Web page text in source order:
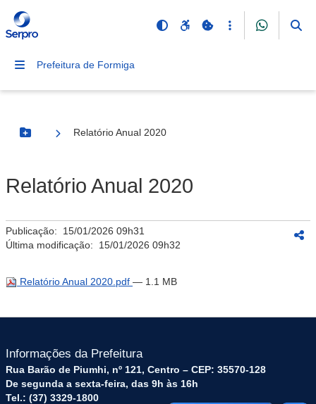
Prefeitura de Formiga
Botão Menu
Relatório Anual 2020
Relatório Anual 2020
Publicação: 15/01/2026 09h31
Última modificação: 15/01/2026 09h32
Relatório Anual 2020.pdf — 1.1 MB
Informações da Prefeitura
Rua Barão de Piumhi, nº 121, Centro – CEP: 35570-128
De segunda a sexta-feira, das 9h às 16h
Tel.: (37) 3329-1800